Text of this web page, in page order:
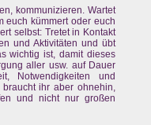
kommunizieren. Wartet
euch kümmert oder euch
selbst: Tretet in Kontakt
und Aktivitäten und übt
wichtig ist, damit dieses
aller usw. auf Dauer
Notwendigkeiten und
ihr aber ohnehin,
und nicht nur großen